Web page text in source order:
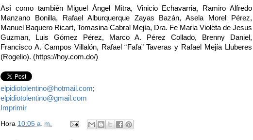
Así como también Miguel Ángel Mitra, Vinicio Echavarria, Ramiro Alfredo
Manzano Bonilla, Rafael Alburquerque Zayas Bazán, Asela Morel Pérez,
Manuel Baquero Ricart, Tomasina Cabral Mejía, Dra. Fe Maria Violeta de Jesus
Guzman, Luis Gómez Pérez, Marco A. Pérez Collado, Brenny Daniel,
Francisco A. Campos Villalón, Rafael “Fafa” Taveras y Rafael Mejía Lluberes
(Rogelio). (https://hoy.com.do/)
elpidiotolentino@hotmail.com;
elpidiotolentino@gmail.com
Imprimir
Hora 10:05 a. m.